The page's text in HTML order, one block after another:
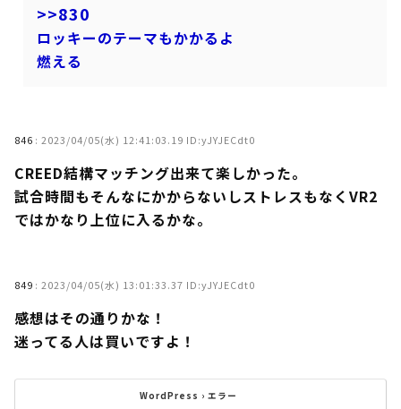
>>830
ロッキーのテーマもかかるよ
燃える
846 : 2023/04/05(水) 12:41:03.19 ID:yJYJECdt0
CREED結構マッチング出来て楽しかった。
試合時間もそんなにかからないしストレスもなくVR2
ではかなり上位に入るかな。
849 : 2023/04/05(水) 13:01:33.37 ID:yJYJECdt0
感想はその通りかな！
迷ってる人は買いですよ！
WordPress › エラー